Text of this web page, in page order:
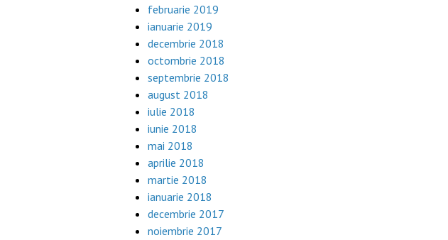
februarie 2019
ianuarie 2019
decembrie 2018
octombrie 2018
septembrie 2018
august 2018
iulie 2018
iunie 2018
mai 2018
aprilie 2018
martie 2018
ianuarie 2018
decembrie 2017
noiembrie 2017